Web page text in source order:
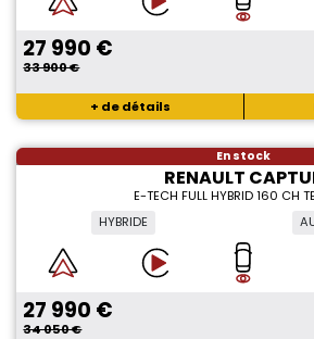
27 990 €
33 900 €
+ de détails
En stock
RENAULT
E-TECH FULL HYBRID 160 CH
HYBRIDE
27 990 €
34 050 €